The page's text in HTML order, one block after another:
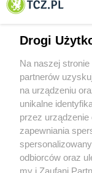
O FIRMIE
REKLAMA
Drogi
Na naszej
partnerów
na urządzeniu
unikalne
przez
zapewniania
odbiorców oraz
my i Zaufani